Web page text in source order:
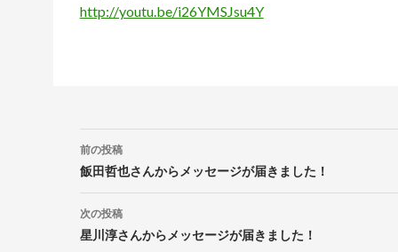
http://youtu.be/i26YMSJsu4Y
投
稿
ナ
ビ
前の投稿
飯田哲也さんからメッセージが届きました！
次の投稿
星川淳さんからメッセージが届きました！